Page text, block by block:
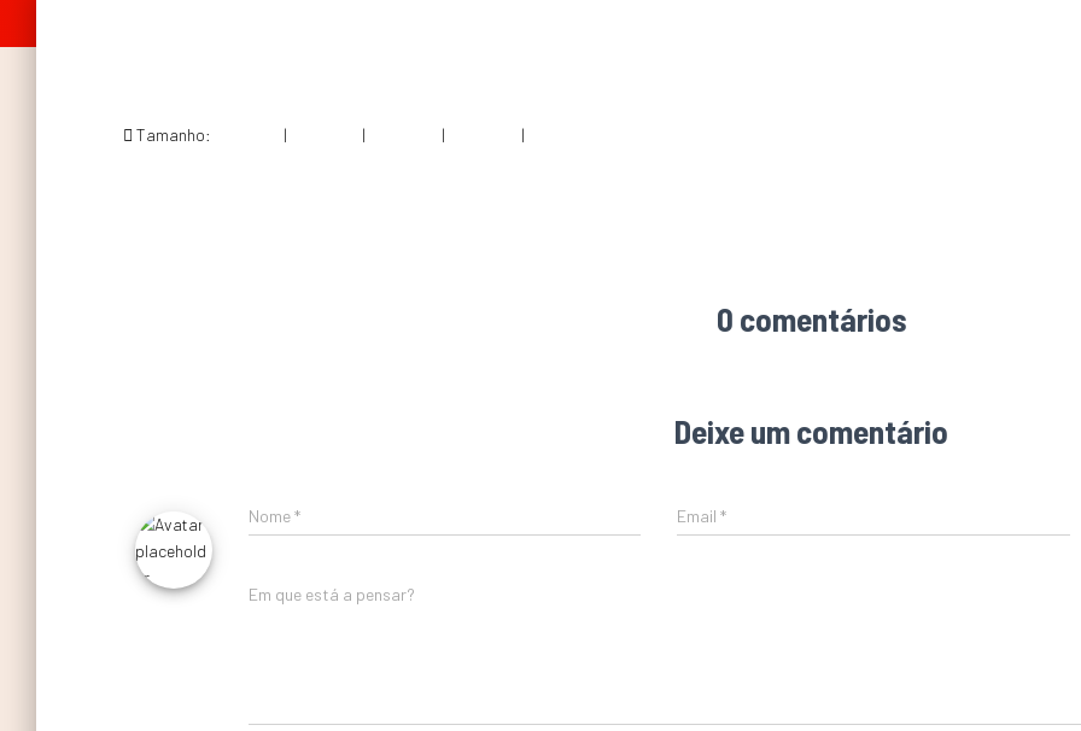
Tamanho: | | | |
0 comentários
Deixe um comentário
Nome* Email*
Em que está a pensar?